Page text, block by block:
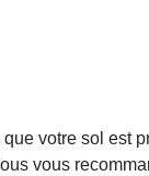
votre sol est
vous